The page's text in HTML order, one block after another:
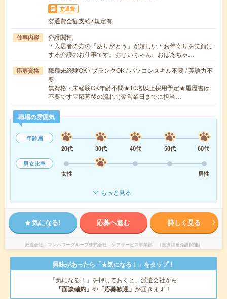
交通費
交通費全額支給※規定有
仕事内容
介護関連
＊入居者の方の「ありがとう」が嬉しい＊お年寄りを笑顔に
する介護のお仕事です。おじいちゃん、おばあちゃ…
応募資格
職種未経験OK / ブランクOK / パソコンスキル不要 / 英語力不
要
無資格・未経験OK年齢不問★10名以上採用予定★履歴書は
不要です▽応募後の流れ1)翌営業日までに担当…
職場の雰囲気
年齢層
20代
30代 40代 50代
60代
男女比率
女性
男性
もっと見る
気になる! 応募へ進む 詳しく見る
派遣会社 マンパワーグループ株式会社 ケアサービス事業部 （医療福祉介護関連）
興味があったら「★気になる！」をタップ！
「気になる！」を押しておくと、派遣会社から
「面談確約」 や 「応募歓迎」 が届きます！